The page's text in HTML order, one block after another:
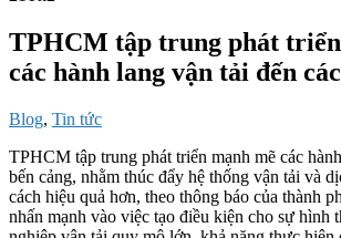
TPHCM tập trung phát
các hành lang vận tải đến
Blog, Tin tức
TPHCM tập trung phát triển mạnh mẽ các
bến cảng, nhằm thúc đẩy hệ thống vận tải và
cách hiệu quả hơn, theo thông báo của thành
nhấn mạnh vào việc tạo điều kiện cho sự hình